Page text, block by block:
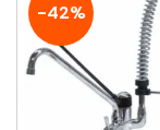
-42%